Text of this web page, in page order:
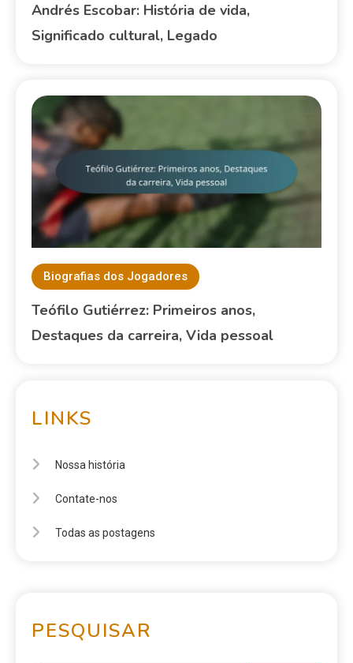
Andrés Escobar: História de vida,
Significado cultural, Legado
Biografias dos Jogadores
Teófilo Gutiérrez: Primeiros anos,
Destaques da carreira, Vida pessoal
LINKS
Nossa história
Contate-nos
Todas as postagens
PESQUISAR